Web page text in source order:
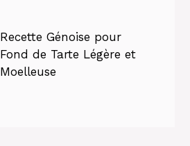
Recette Génoise pour
Fond de Tarte Légère et
Moelleuse